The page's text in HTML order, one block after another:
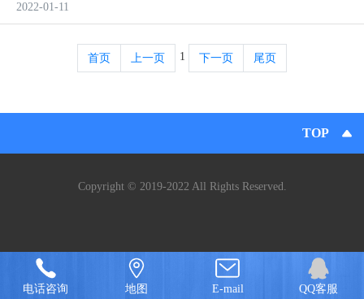
2022-01-11
首页 上一页 1 下一页 尾页
TOP
Copyright © 2019-2022 All Rights Reserved.
电话咨询 地图 E-mail QQ客服